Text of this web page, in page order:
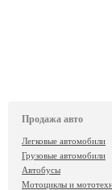
Продажа авто
Легковые автомобили
Грузовые автомобили
Автобусы
Мотоциклы и